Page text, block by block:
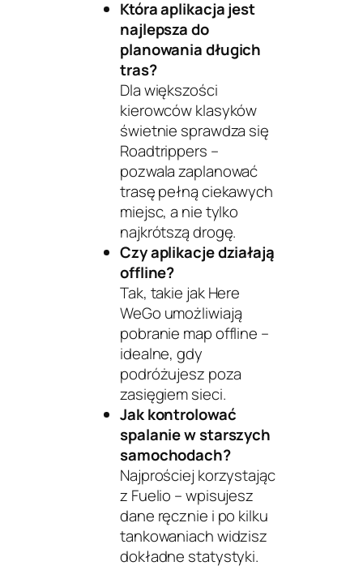
Która aplikacja jest
najlepsza do
planowania długich
tras?
Dla większości
kierowców klasyków
świetnie sprawdza się
Roadtrippers –
pozwala zaplanować
trasę pełną ciekawych
miejsc, a nie tylko
najkrótszą drogę.
Czy aplikacje działają
offline?
Tak, takie jakHere
WeGo umożliwiają
pobranie map offline –
idealne, gdy
podróżujesz poza
zasięgiem sieci.
Jak kontrolować
spalanie w starszych
samochodach?
Najprościej korzystając
z Fuelio – wpisujesz
dane ręcznie i po kilku
tankowaniach widzisz
dokładne statystyki.